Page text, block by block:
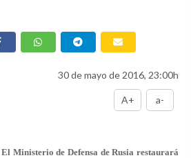
30 de mayo de 2016, 23:00h
A+ a-
El Ministerio de Defensa de Rusia restaurará